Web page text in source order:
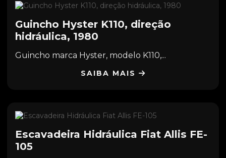
Guincho Hyster K110, direção
hidráulica, 1980
Guincho marca Hyster, modelo K110,...
SAIBA MAIS
Escavadeira Hidráulica Fiat Allis FE-
105